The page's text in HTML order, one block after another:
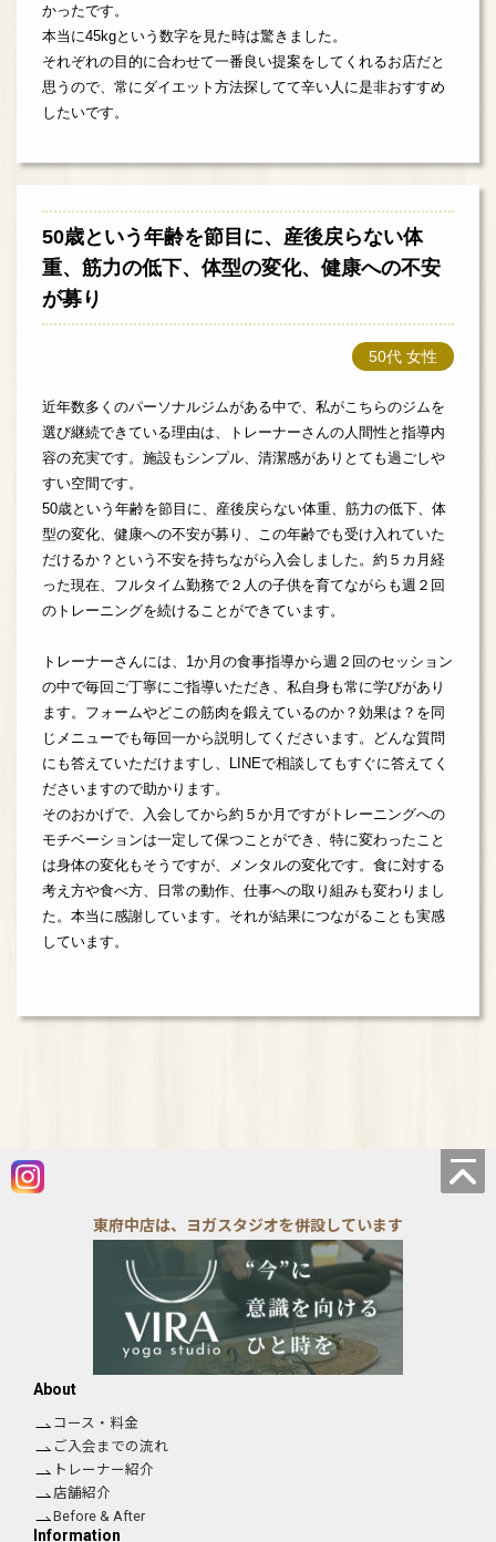
かったです。
本当に45kgという数字を見た時は驚きました。
それぞれの目的に合わせて一番良い提案をしてくれるお店だと
思うので、常にダイエット方法探してて辛い人に是非おすすめ
したいです。
50歳という年齢を節目に、産後戻らない体
重、筋力の低下、体型の変化、健康への不安
が募り
50代 女性
近年数多くのパーソナルジムがある中で、私がこちらのジムを
選び継続できている理由は、トレーナーさんの人間性と指導内
容の充実です。施設もシンプル、清潔感がありとても過ごしや
すい空間です。
50歳という年齢を節目に、産後戻らない体重、筋力の低下、体
型の変化、健康への不安が募り、この年齢でも受け入れていた
だけるか？という不安を持ちながら入会しました。約５カ月経
った現在、フルタイム勤務で２人の子供を育てながらも週２回
のトレーニングを続けることができています。
トレーナーさんには、1か月の食事指導から週２回のセッション
の中で毎回ご丁寧にご指導いただき、私自身も常に学びがあり
ます。フォームやどこの筋肉を鍛えているのか？効果は？を同
じメニューでも毎回一から説明してくださいます。どんな質問
にも答えていただけますし、LINEで相談してもすぐに答えてく
ださいますので助かります。
そのおかげで、入会してから約５か月ですがトレーニングへの
モチベーションは一定して保つことができ、特に変わったこと
は身体の変化もそうですが、メンタルの変化です。食に対する
考え方や食べ方、日常の動作、仕事への取り組みも変わりまし
た。本当に感謝しています。それが結果につながることも実感
しています。
東府中店は、ヨガスタジオを併設しています
About
コース・料金
ご入会までの流れ
トレーナー紹介
店舗紹介
Before & After
Information